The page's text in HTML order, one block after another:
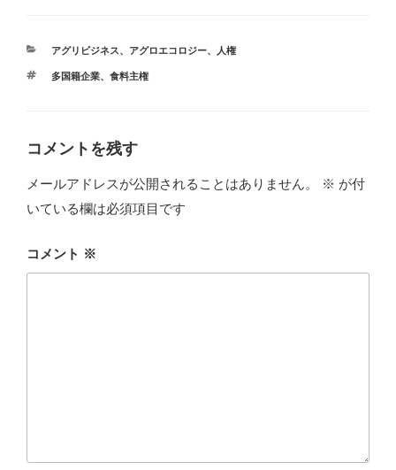
カ
ゴ
アグリビジネス、 アグロエコロジー、 人権
タ
多国籍企業、 食料主権
コメントを残す
メールアドレスが公開されることはありません。 ※ が付
いている欄は必須項目です
コメント ※